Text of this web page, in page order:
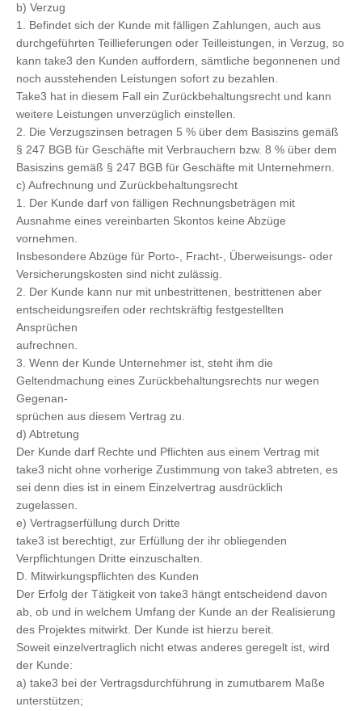
b) Verzug
1. Befindet sich der Kunde mit fälligen Zahlungen, auch aus
durchgeführten Teillieferungen oder Teilleistungen, in Verzug, so
kann take3 den Kunden auffordern, sämtliche begonnenen und
noch ausstehenden Leistungen sofort zu bezahlen.
Take3 hat in diesem Fall ein Zurückbehaltungsrecht und kann
weitere Leistungen unverzüglich einstellen.
2. Die Verzugszinsen betragen 5 % über dem Basiszins gemäß
§ 247 BGB für Geschäfte mit Verbrauchern bzw. 8 % über dem
Basiszins gemäß § 247 BGB für Geschäfte mit Unternehmern.
c) Aufrechnung und Zurückbehaltungsrecht
1. Der Kunde darf von fälligen Rechnungsbeträgen mit
Ausnahme eines vereinbarten Skontos keine Abzüge
vornehmen.
Insbesondere Abzüge für Porto-, Fracht-, Überweisungs- oder
Versicherungskosten sind nicht zulässig.
2. Der Kunde kann nur mit unbestrittenen, bestrittenen aber
entscheidungsreifen oder rechtskräftig festgestellten
Ansprüchen
aufrechnen.
3. Wenn der Kunde Unternehmer ist, steht ihm die
Geltendmachung eines Zurückbehaltungsrechts nur wegen
Gegenan-
sprüchen aus diesem Vertrag zu.
d) Abtretung
Der Kunde darf Rechte und Pflichten aus einem Vertrag mit
take3 nicht ohne vorherige Zustimmung von take3 abtreten, es
sei denn dies ist in einem Einzelvertrag ausdrücklich
zugelassen.
e) Vertragserfüllung durch Dritte
take3 ist berechtigt, zur Erfüllung der ihr obliegenden
Verpflichtungen Dritte einzuschalten.
D. Mitwirkungspflichten des Kunden
Der Erfolg der Tätigkeit von take3 hängt entscheidend davon
ab, ob und in welchem Umfang der Kunde an der Realisierung
des Projektes mitwirkt. Der Kunde ist hierzu bereit.
Soweit einzelvertraglich nicht etwas anderes geregelt ist, wird
der Kunde:
a) take3 bei der Vertragsdurchführung in zumutbarem Maße
unterstützen;